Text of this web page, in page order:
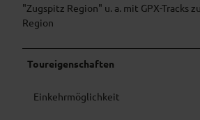
"Zugspitz Region" u. a. mit GPX-Tracks
Region
Toureigenschaften
Einkehrmöglichkeit